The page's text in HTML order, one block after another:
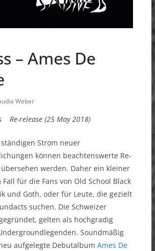
– Ames De
Weber
Re-release (25 May 2018)
Strom neuer
können beachtenswerte Re-
übersehen werden. Daher ein kleiner
für die Fans von Old School Black
und Goth, oder für Leute, die gezielt
suchen. Die Schweizer
gelten als hochgradig
Soundmäßig
aufgelegte Debutalbum Ames De